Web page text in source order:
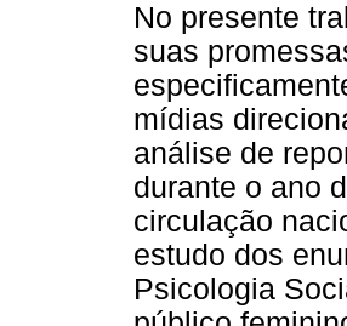
No presente
suas
mídias
análise de
durante o ano
circulação
estudo dos
Psicologia